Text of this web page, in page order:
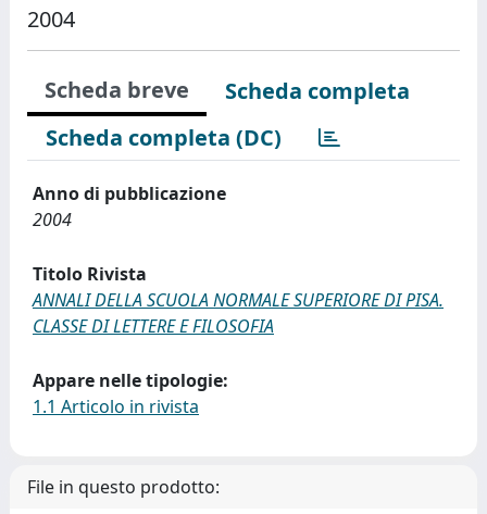
2004
Scheda breve
Scheda completa
Scheda completa (DC)
Anno di pubblicazione
2004
Titolo Rivista
ANNALI DELLA SCUOLA NORMALE SUPERIORE DI PISA.
CLASSE DI LETTERE E FILOSOFIA
Appare nelle tipologie:
1.1 Articolo in rivista
File in questo prodotto: